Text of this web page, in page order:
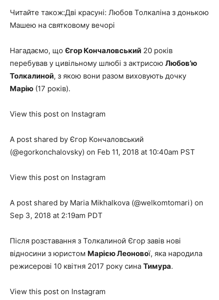
Читайте також:Дві красуні: Любов Толкаліна з донькою
Машею на святковому вечорі
Нагадаємо, що Єгор Кончаловський 20 років
перебував у цивільному шлюбі з актрисою Любов’ю
Толкалиной, з якою вони разом виховують дочку
Марію (17 років).
View this post on Instagram
A post shared by Єгор Кончаловський
(@egorkonchalovsky) on Feb 11, 2018 at 10:40am PST
View this post on Instagram
A post shared by Maria Mikhalkova (@welkomtomari) on
Sep 3, 2018 at 2:19am PDT
Після розставання з Толкалиной Єгор завів нові
відносини з юристом Марією Леонової, яка народила
режисерові 10 квітня 2017 року сина Тимура.
View this post on Instagram